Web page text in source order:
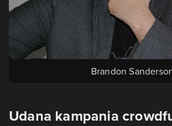
Brandon
Udana kampania